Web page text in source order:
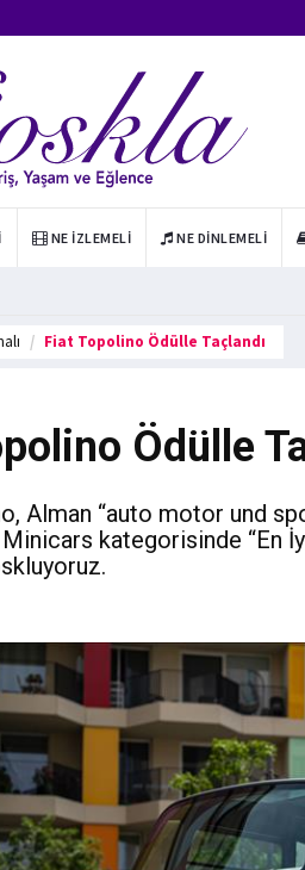
NE İZLEMELI NE DINLEMELI
Fiat Topolino Ödülle Taçlandı
Ödülle
Alman “auto motor und
kategorisinde “En